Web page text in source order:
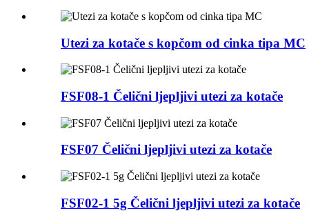
Utezi za kotače s kopčom od cinka tipa MC
FSF08-1 Čelični ljepljivi utezi za kotače
FSF07 Čelični ljepljivi utezi za kotače
FSF02-1 5g Čelični ljepljivi utezi za kotače